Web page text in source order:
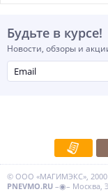
Будьте в курсе!
Новости, обзоры и
© ООО «МАГИМЭКС», 2000
PNEVMO.RU –◉– Москва,